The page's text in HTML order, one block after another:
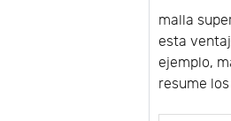
malla
esta
ejemplo,
resume